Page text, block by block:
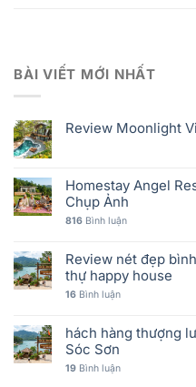
BÀI VIẾT MỚI NHẤT
Review Moonlight
Homestay Angel
Chụp Ảnh
816 Bình luận
Review nét đẹp
thự happy house
16 Bình luận
hách hàng thượng
Sóc Sơn
19 Bình luận